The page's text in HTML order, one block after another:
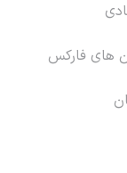
فارکس